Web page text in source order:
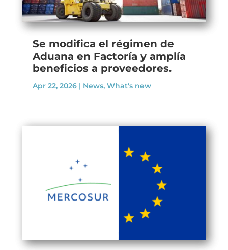
Se modifica el régimen de
Aduana en Factoría y amplía
beneficios a proveedores.
Apr 22, 2026| News, What's new